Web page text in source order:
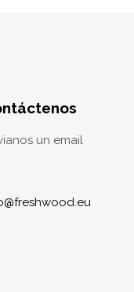
un email